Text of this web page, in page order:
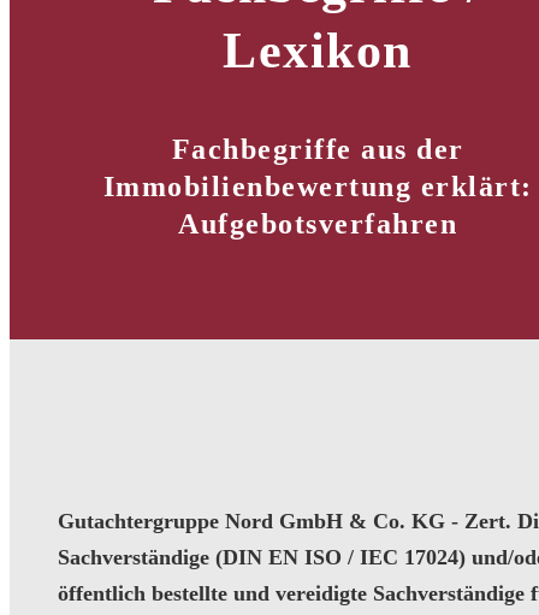
Lexikon
Fachbegriffe aus der
Immobilienbewertung erklärt:
Aufgebotsverfahren
Gutachtergruppe Nord GmbH & Co. KG - Zert.
Sachverständige (DIN EN ISO / IEC 17024) und/
öffentlich bestellte und vereidigte Sachverständige